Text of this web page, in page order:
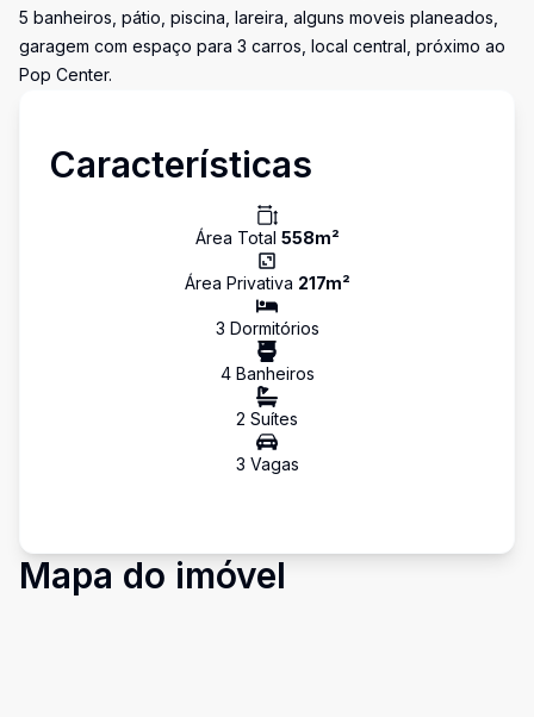
5 banheiros, pátio, piscina, lareira, alguns moveis planeados,
garagem com espaço para 3 carros, local central, próximo ao
Pop Center.
Características
Área Total 558m²
Área Privativa 217m²
3 Dormitórios
4Banheiros
2 Suítes
3 Vagas
Mapa do imóvel